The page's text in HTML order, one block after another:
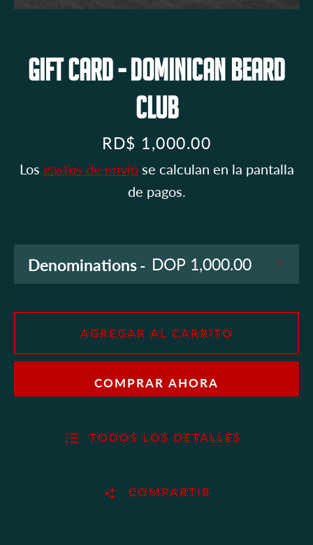
BUSCAR
usas
dispositivo
móvilGift Card - Dominican Beard
Club
Precio
RD$ 1,000.00
Los gastos de envíose calculan en la pantalla
de pagos.
Denominations
AGREGAR AL CARRITO
COMPRAR AHORA
TODOS LOS DETALLES
COMPARTIR